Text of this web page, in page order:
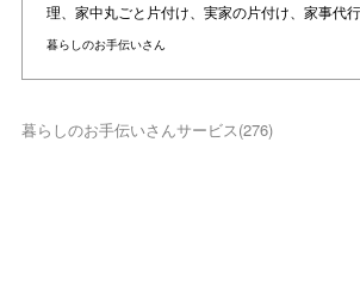
理、家中丸ごと片付け、実家の片付け、家事代
暮らしのお手伝いさん
暮らしのお手伝いさんサービス(276)